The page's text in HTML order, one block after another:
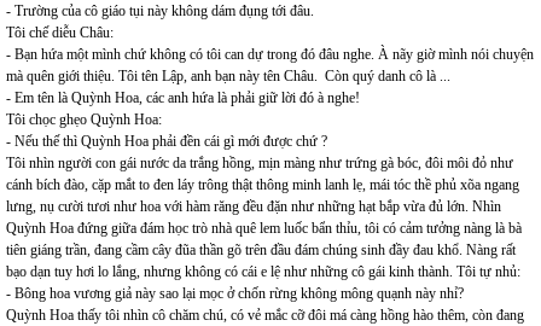
- Trường của cô giáo tụi này không dám đụng tới đâu.
Tôi chế diễu Châu:
- Bạn hứa một mình chứ không có tôi can dự trong đó đâu nghe. À nãy giờ mình nói chuyện
mà quên giới thiệu. Tôi tên Lập, anh bạn này tên Châu. Còn quý danh cô là ...
- Em tên là Quỳnh Hoa, các anh hứa là phải giữ lời đó à nghe!
Tôi chọc ghẹo Quỳnh Hoa:
- Nếu thế thì Quỳnh Hoa phải đền cái gì mới được chứ ?
Tôi nhìn người con gái nước da trắng hồng, mịn màng như trứng gà bóc, đôi môi đỏ như
cánh bích đào, cặp mắt to đen láy trông thật thông minh lanh lẹ, mái tóc thề phủ xõa ngang
lưng, nụ cười tươi như hoa với hàm răng đều đặn như những hạt bắp vừa đủ lớn. Nhìn
Quỳnh Hoa đứng giữa đám học trò nhà quê lem luốc bẩn thỉu, tôi có cảm tưởng nàng là bà
tiên giáng trần, đang cầm cây đũa thần gõ trên đầu đám chúng sinh đầy đau khổ. Nàng rất
bạo dạn tuy hơi lo lắng, nhưng không có cái e lệ như những cô gái kinh thành. Tôi tự nhủ:
- Bông hoa vương giả này sao lại mọc ở chốn rừng không mông quạnh này nhỉ?
Quỳnh Hoa thấy tôi nhìn cô chăm chú, có vẻ mắc cỡ đôi má càng hồng hào thêm, còn đang